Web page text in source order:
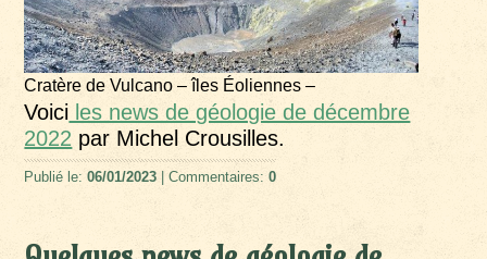
Cratère de Vulcano – îles Éoliennes –
Voici les news de géologie de décembre
2022 par Michel Crousilles.
Publié le:06/01/2023 | Commentaires:0